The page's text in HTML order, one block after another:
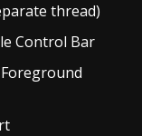
thread)
Control Bar